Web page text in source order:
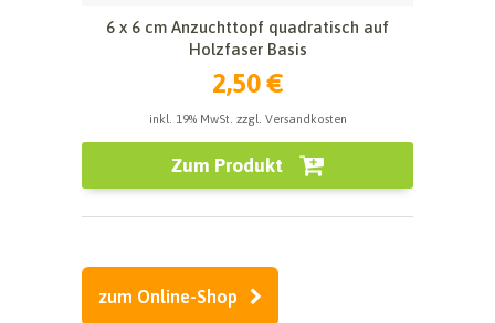
6 x 6 cm Anzuchttopf quadratisch auf
Holzfaser Basis
2,50 €
inkl. 19% MwSt. zzgl. Versandkosten
Zum Produkt
zum Online-Shop